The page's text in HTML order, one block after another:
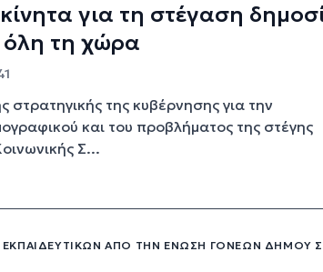
για τη στέγαση
τη χώρα
στρατηγικής της κυβέρνησης για την
και του προβλήματος της στέγης
Σ...
ΕΚΠΑΙΔΕΥΤΙΚΏΝ ΑΠΌ ΤΗΝ ΈΝΩΣΗ ΓΟΝΈΩΝ ΔΉΜΟΥ